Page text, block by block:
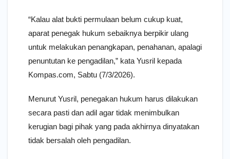
“Kalau alat bukti permulaan belum cukup kuat,
aparat penegak hukum sebaiknya berpikir ulang
untuk melakukan penangkapan, penahanan, apalagi
penuntutan ke pengadilan,” kata Yusril kepada
Kompas.com, Sabtu (7/3/2026).
Menurut Yusril, penegakan hukum harus dilakukan
secara pasti dan adil agar tidak menimbulkan
kerugian bagi pihak yang pada akhirnya dinyatakan
tidak bersalah oleh pengadilan.